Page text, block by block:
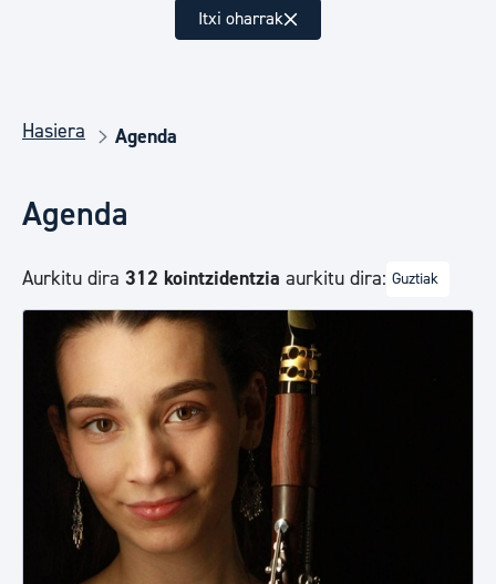
Itxi oharrak
Hasiera Agenda
Agenda
Aurkitu dira 312 kointzidentzia aurkitu dira: Guztiak